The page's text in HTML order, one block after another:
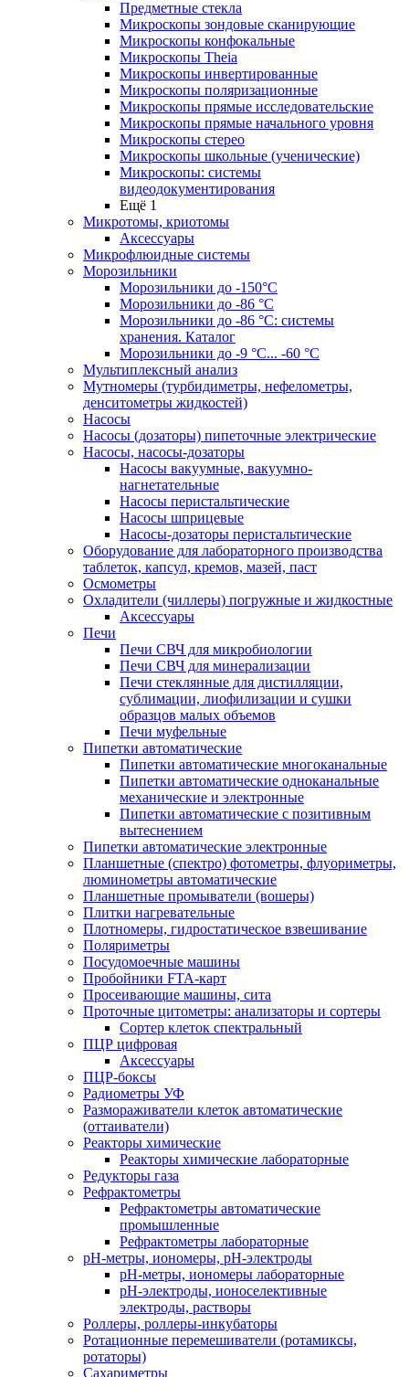
Предметные стекла
Микроскопы зондовые сканирующие
Микроскопы конфокальные
Микроскопы Theia
Микроскопы инвертированные
Микроскопы поляризационные
Микроскопы прямые исследовательские
Микроскопы прямые начального уровня
Микроскопы стерео
Микроскопы школьные (ученические)
Микроскопы: системы
видеодокументирования
Ещё 1
Микротомы, криотомы
Аксессуары
Микрофлюидные системы
Морозильники
Морозильники до -150°С
Морозильники до -86 °C
Морозильники до -86 °C: системы
хранения. Каталог
Морозильники до -9 °C... -60 °C
Мультиплексный анализ
Мутномеры (турбидиметры, нефелометры,
денситометры жидкостей)
Насосы
Насосы (дозаторы) пипеточные электрические
Насосы, насосы-дозаторы
Насосы вакуумные, вакуумно-
нагнетательные
Насосы перистальтические
Насосы шприцевые
Насосы-дозаторы перистальтические
Оборудование для лабораторного производства
таблеток, капсул, кремов, мазей, паст
Осмометры
Охладители (чиллеры) погружные и жидкостные
Аксессуары
Печи
Печи СВЧ для микробиологии
Печи СВЧ для минерализации
Печи стеклянные для дистилляции,
сублимации, лиофилизации и сушки
образцов малых объемов
Печи муфельные
Пипетки автоматические
Пипетки автоматические многоканальные
Пипетки автоматические одноканальные
механические и электронные
Пипетки автоматические с позитивным
вытеснением
Пипетки автоматические электронные
Планшетные (спектро) фотометры, флуориметры,
люминометры автоматические
Планшетные промыватели (вошеры)
Плитки нагревательные
Плотномеры, гидростатическое взвешивание
Поляриметры
Посудомоечные машины
Пробойники FTA-карт
Просеивающие машины, сита
Проточные цитометры: анализаторы и сортеры
Сортер клеток спектральный
ПЦР цифровая
Аксессуары
ПЦР-боксы
Радиометры УФ
Размораживатели клеток автоматические
(оттаиватели)
Реакторы химические
Реакторы химические лабораторные
Редукторы газа
Рефрактометры
Рефрактометры автоматические
промышленные
Рефрактометры лабораторные
рН-метры, иономеры, рН-электроды
рН-метры, иономеры лабораторные
рН-электроды, ионоселективные
электроды, растворы
Роллеры, роллеры-инкубаторы
Ротационные перемешиватели (ротамиксы,
ротаторы)
Сахариметры